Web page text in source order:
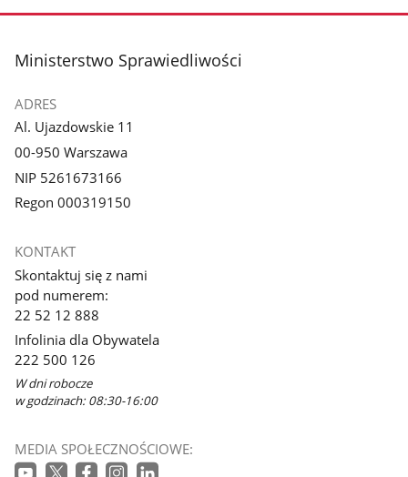
stopka
Ministerstwo Sprawiedliwości
ADRES
Al. Ujazdowskie 11
00-950 Warszawa
NIP 5261673166
Regon 000319150
KONTAKT
Skontaktuj się z nami
pod numerem:
22 52 12 888
Infolinia dla Obywatela
222 500 126
W dni robocze
w godzinach: 08:30-16:00
MEDIA SPOŁECZNOŚCIOWE: